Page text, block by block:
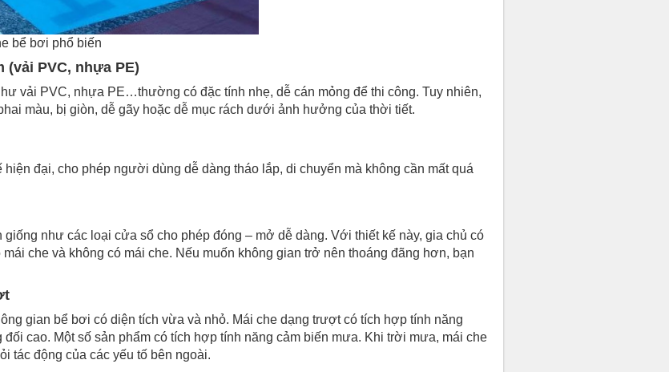
bể bơi phổ biến
(vải PVC, nhựa PE)
vải PVC, nhựa PE…thường có đặc tính nhẹ, dễ cán mỏng để thi công. Tuy nhiên,
màu, bị giòn, dễ gãy hoặc dễ mục rách dưới ảnh hưởng của thời tiết.
đại, cho phép người dùng dễ dàng tháo lắp, di chuyển mà không cần mất quá
như các loại cửa sổ cho phép đóng – mở dễ dàng. Với thiết kế này, gia chủ có
che và không có mái che. Nếu muốn không gian trở nên thoáng đãng hơn, bạn
gian bể bơi có diện tích vừa và nhỏ. Mái che dạng trượt có tích hợp tính năng
cao. Một số sản phẩm có tích hợp tính năng cảm biến mưa. Khi trời mưa, mái che
tác động của các yếu tố bên ngoài.